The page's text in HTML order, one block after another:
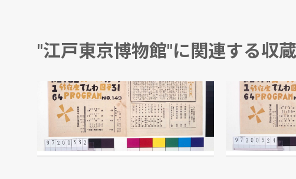
"江戸東京博物館"に関連する収
越野賢二/編
江戸東京博物館
越野賢二/編
江